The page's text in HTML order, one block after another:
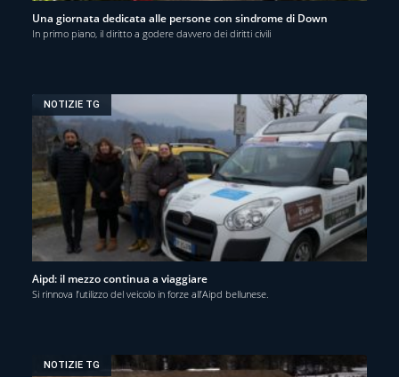
Una giornata dedicata alle persone con sindrome di Down
In primo piano, il diritto a godere davvero dei diritti civili
NOTIZIE TG
Aipd: il mezzo continua a viaggiare
Si rinnova l’utilizzo del veicolo in forze all’Aipd bellunese.
NOTIZIE TG